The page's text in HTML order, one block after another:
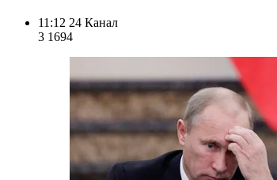
11:12 24 Канал
3 1694